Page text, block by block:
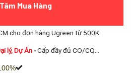
Mua Hàng
cho đơn hàng Ugreen từ 500K.
lý, Dự Án-Cấp đầy đủ CO/CQ...